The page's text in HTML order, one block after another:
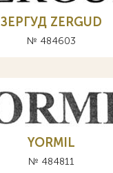
ЗЕРГУД ZERGUD
№ 484603
YORMIL
№ 484811